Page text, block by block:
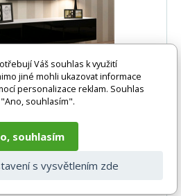
180, bílá / černý lesk
Váš souhlas k využití
jiné mohli ukazovat informace
personalizace reklam. Souhlas
souhlasím".
souhlasím
s vysvětlením zde